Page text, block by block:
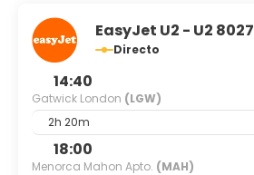
EasyJet U2 - U2 8027
Directo
14:40
Gatwick London (LGW)
2h 20m
18:00
Menorca Mahon Apto. (MAH)